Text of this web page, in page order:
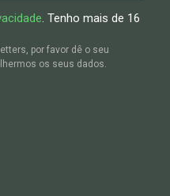
. Tenho mais de 16
por favor dê o seu
os seus dados.